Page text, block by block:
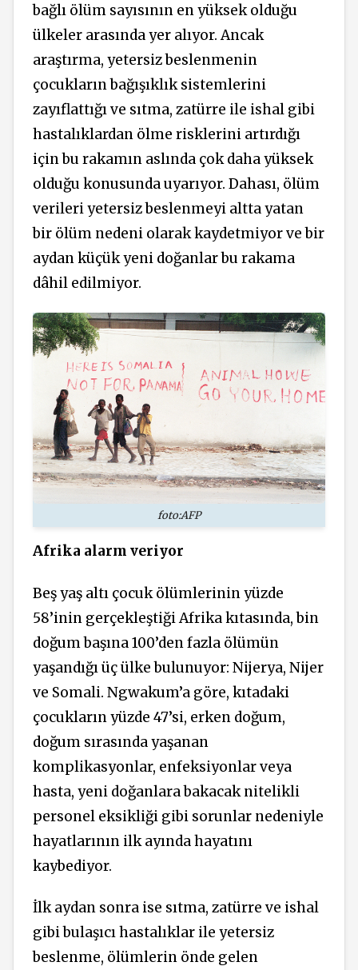
bağlı ölüm sayısının en yüksek olduğu
ülkeler arasında yer alıyor. Ancak
araştırma, yetersiz beslenmenin
çocukların bağışıklık sistemlerini
zayıflattığı ve sıtma, zatürre ile ishal gibi
hastalıklardan ölme risklerini artırdığı
için bu rakamın aslında çok daha yüksek
olduğu konusunda uyarıyor. Dahası, ölüm
verileri yetersiz beslenmeyi altta yatan
bir ölüm nedeni olarak kaydetmiyor ve bir
aydan küçük yeni doğanlar bu rakama
dâhil edilmiyor.
foto:AFP
Afrika alarm veriyor
Beş yaş altı çocuk ölümlerinin yüzde
58’inin gerçekleştiği Afrika kıtasında, bin
doğum başına 100’den fazla ölümün
yaşandığı üç ülke bulunuyor: Nijerya, Nijer
ve Somali. Ngwakum’a göre, kıtadaki
çocukların yüzde 47’si, erken doğum,
doğum sırasında yaşanan
komplikasyonlar, enfeksiyonlar veya
hasta, yeni doğanlara bakacak nitelikli
personel eksikliği gibi sorunlar nedeniyle
hayatlarının ilk ayında hayatını
kaybediyor.
İlk aydan sonra ise sıtma, zatürre ve ishal
gibi bulaşıcı hastalıklar ile yetersiz
beslenme, ölümlerin önde gelen